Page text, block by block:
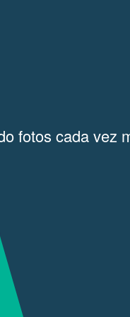
fotos cada vez